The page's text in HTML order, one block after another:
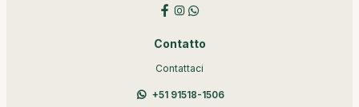
Contatto
Contattaci
+51 91518-1506